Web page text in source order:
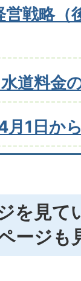
戦略（
道料金
月1日か
を見て
ージも